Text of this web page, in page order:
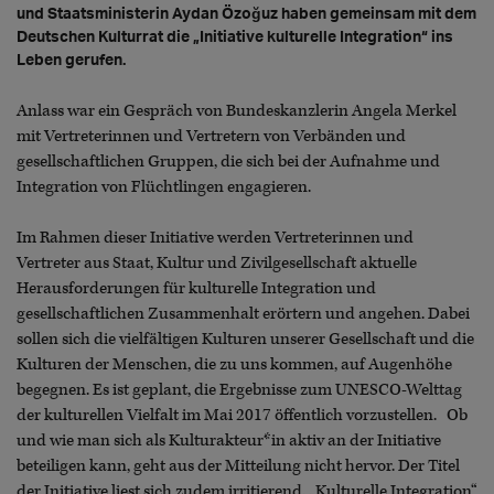
und Staatsministerin Aydan Özoğuz haben gemeinsam mit dem
Deutschen Kulturrat die „Initiative kulturelle Integration“ ins
Leben gerufen.
Anlass war ein Gespräch von Bundeskanzlerin Angela Merkel
mit Vertreterinnen und Vertretern von Verbänden und
gesellschaftlichen Gruppen, die sich bei der Aufnahme und
Integration von Flüchtlingen engagieren.
Im Rahmen dieser Initiative werden Vertreterinnen und
Vertreter aus Staat, Kultur und Zivilgesellschaft aktuelle
Herausforderungen für kulturelle Integration und
gesellschaftlichen Zusammenhalt erörtern und angehen. Dabei
sollen sich die vielfältigen Kulturen unserer Gesellschaft und die
Kulturen der Menschen, die zu uns kommen, auf Augenhöhe
begegnen. Es ist geplant, die Ergebnisse zum UNESCO-Welttag
der kulturellen Vielfalt im Mai 2017 öffentlich vorzustellen. Ob
und wie man sich als Kulturakteur*in aktiv an der Initiative
beteiligen kann, geht aus der Mitteilung nicht hervor. Der Titel